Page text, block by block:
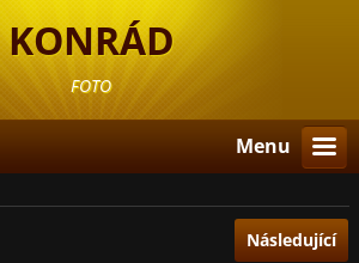
KONRÁD
FOTO
Menu
Následující